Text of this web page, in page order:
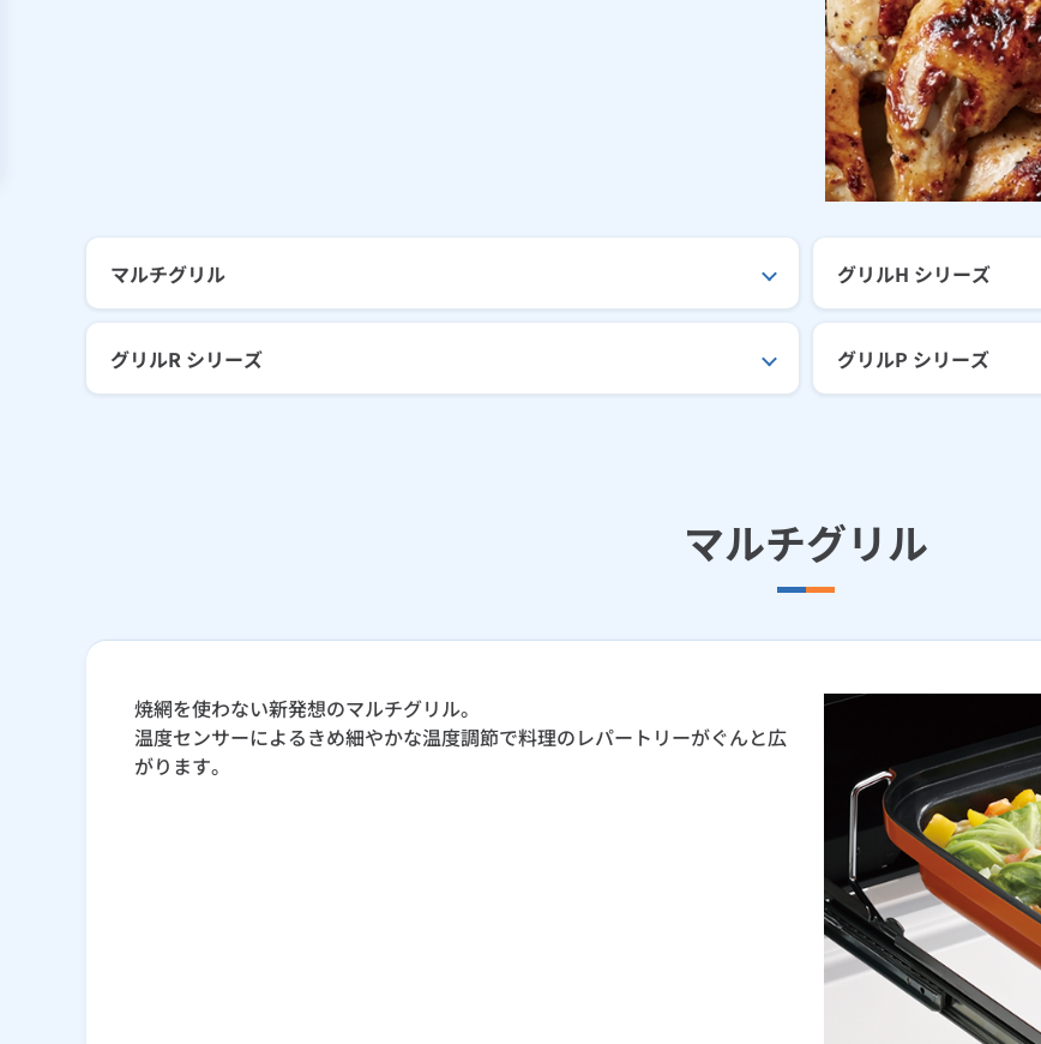
マルチグリル グリルH シリーズ
グリルR シリーズ グリルP シリーズ
マルチグリル
焼網を使わない新発想のマルチグリル。
温度センサーによるきめ細やかな温度調節で料理のレパートリーがぐんと広
がります。